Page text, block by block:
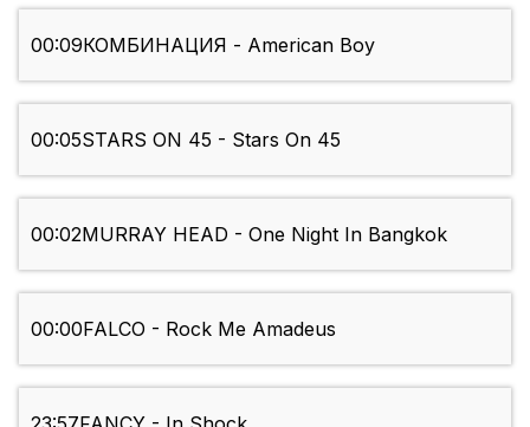
00:09КОМБИНАЦИЯ - American Boy
00:05STARS ON 45 - Stars On 45
00:02MURRAY HEAD - One Night In Bangkok
00:00FALCO - Rock Me Amadeus